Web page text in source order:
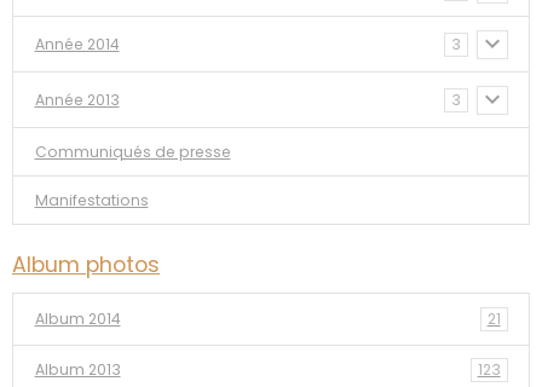
Année 2014 3
Année 2013 3
Communiqués de presse
Manifestations
Album photos
Album 2014 21
Album 2013 123